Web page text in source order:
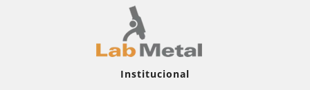
Institucional